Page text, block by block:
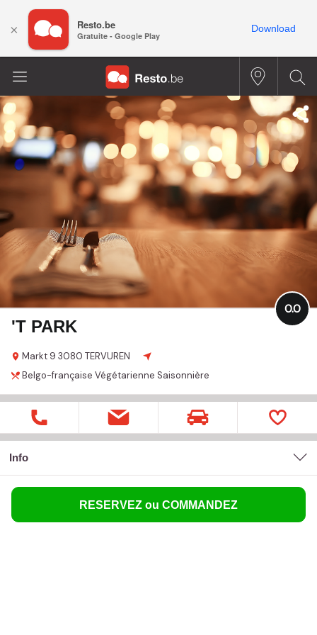
'T PARK
Markt 9 3080 TERVUREN
0.0
Belgo-française Végétarienne Saisonnière
Info
RESERVEZ ou COMMANDEZ
× Resto.be
Gratuite - Google Play
Download